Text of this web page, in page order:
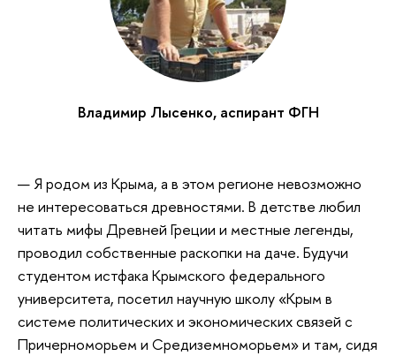
Владимир Лысенко, аспирант ФГН
— Я родом из Крыма, а в этом регионе невозможно
не интересоваться древностями. В детстве любил
читать мифы Древней Греции и местные легенды,
проводил собственные раскопки на даче. Будучи
студентом истфака Крымского федерального
университета, посетил научную школу «Крым в
системе политических и экономических связей с
Причерноморьем и Средиземноморьем» и там, сидя